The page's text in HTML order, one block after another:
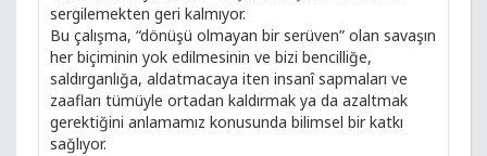
sergilemekten geri kalmıyor.
Bu çalışma, “dönüşü olmayan bir serüven” olan savaşın
her biçiminin yok edilmesinin ve bizi bencilliğe,
saldırganlığa, aldatmacaya iten insanî sapmaları ve
zaafları tümüyle ortadan kaldırmak ya da azaltmak
gerektiğini anlamamız konusunda bilimsel bir katkı
sağlıyor.